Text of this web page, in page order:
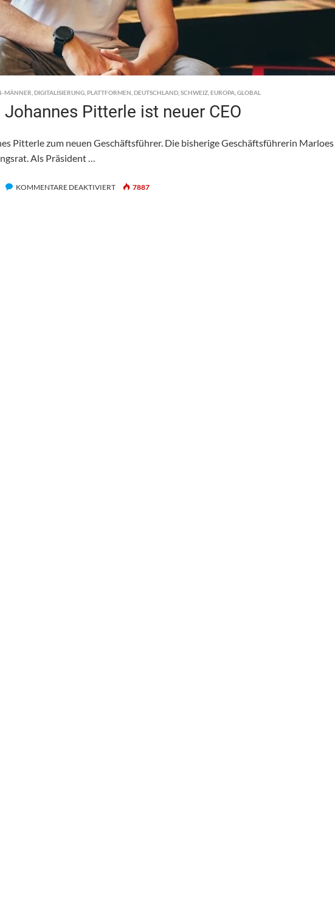
MÄNNER DIGITALISIERUNG PLATTFORMEN DEUTSCHLAND SCHWEIZ EUROPA GLOBAL
Pitterle ist neuer CEO
Pitterle zum neuen Geschäftsführer. Die bisherige Geschäftsführerin
Als Präsident …
KOMMENTARE DEAKTIVIERTFÜR 7887